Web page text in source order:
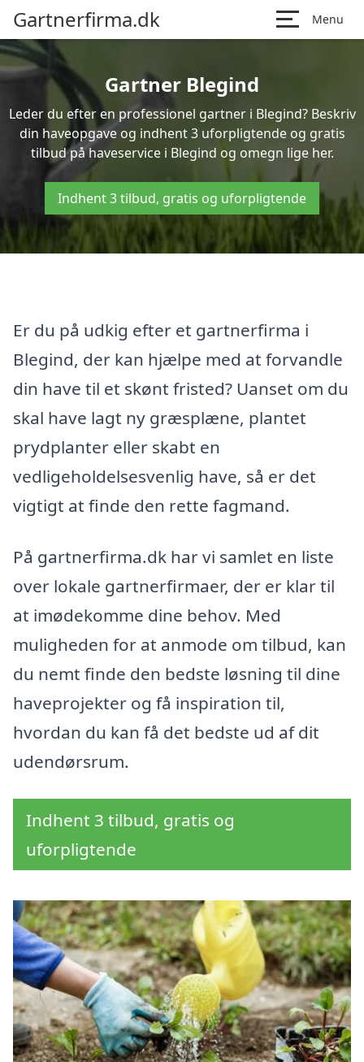
Gartnerfirma.dk Menu
Gartner Blegind
Leder du efter en professionel gartner i Blegind? Beskriv
din haveopgave og indhent 3 uforpligtende og gratis
tilbud på haveservice i Blegind og omegn lige her.
Indhent 3 tilbud, gratis og uforpligtende
Er du på udkig efter et gartnerfirma i
Blegind, der kan hjælpe med at forvandle
din have til et skønt fristed? Uanset om du
skal have lagt ny græsplæne, plantet
prydplanter eller skabt en
vedligeholdelsesvenlig have, så er det
vigtigt at finde den rette fagmand.
På gartnerfirma.dk har vi samlet en liste
over lokale gartnerfirmaer, der er klar til
at imødekomme dine behov. Med
muligheden for at anmode om tilbud, kan
du nemt finde den bedste løsning til dine
haveprojekter og få inspiration til,
hvordan du kan få det bedste ud af dit
udendørsrum.
Indhent 3 tilbud, gratis og
uforpligtende